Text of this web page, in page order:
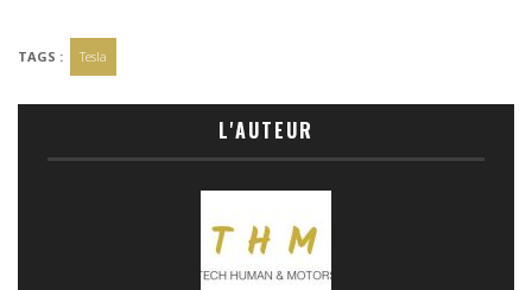
TAGS : Tesla
L'AUTEUR